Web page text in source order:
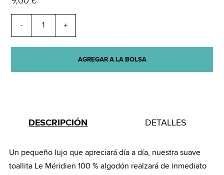
- +
AGREGAR A LA BOLSA
DESCRIPCIÓN DETALLES
Un pequeño lujo que apreciará día a día, nuestra suave
toallita Le Méridien 100 % algodón realzará de inmediato